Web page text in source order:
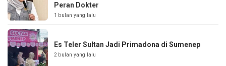
Peran Dokter
1 bulan yang lalu
Es Teler Sultan Jadi Primadona di Sumenep
2 bulan yang lalu